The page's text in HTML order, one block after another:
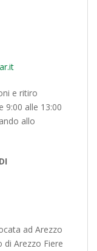
e ritiro
9:00 alle 13:00
allo
ad Arezzo
di Arezzo Fiere